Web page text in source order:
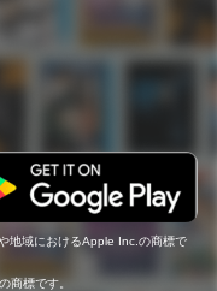
地域におけるApple Inc.の商標で
商標です。